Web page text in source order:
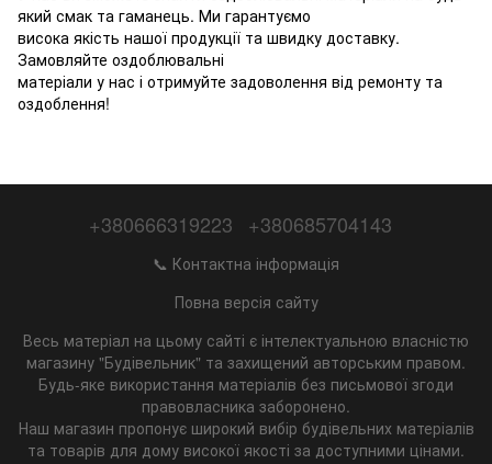
який смак та гаманець. Ми гарантуємо
висока якість нашої продукції та швидку доставку.
Замовляйте оздоблювальні
матеріали у нас і отримуйте задоволення від ремонту та
оздоблення!
+380666319223 +380685704143
📞 Контактна інформація
Повна версія сайту
Весь матеріал на цьому сайті є інтелектуальною власністю
магазину "Будівельник" та захищений авторським правом.
Будь-яке використання матеріалів без письмової згоди
правовласника заборонено.
Наш магазин пропонує широкий вибір будівельних матеріалів
та товарів для дому високої якості за доступними цінами.